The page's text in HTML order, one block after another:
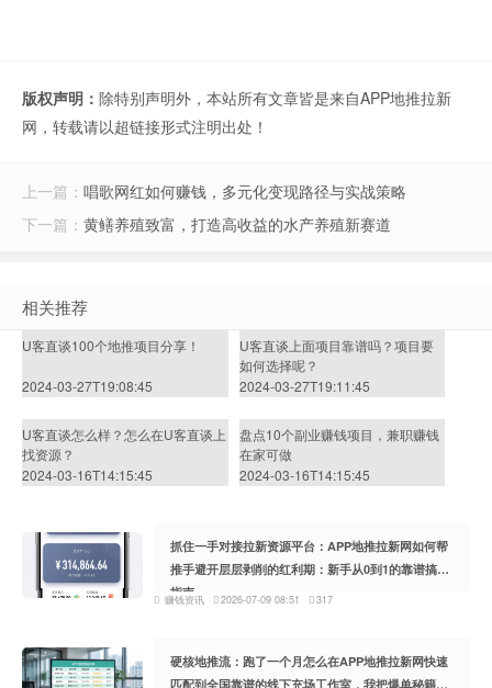
版权声明： 除特别声明外，本站所有文章皆是来自APP地推拉新
网，转载请以超链接形式注明出处！
上一篇： 唱歌网红如何赚钱，多元化变现路径与实战策略
下一篇： 黄鳝养殖致富，打造高收益的水产养殖新赛道
相关推荐
U客直谈100个地推项目分享！
2024-03-27T19:08:45
U客直谈上面项目靠谱吗？项目要
如何选择呢？
2024-03-27T19:11:45
U客直谈怎么样？怎么在U客直谈上
找资源？
2024-03-16T14:15:45
盘点10个副业赚钱项目，兼职赚钱
在家可做
2024-03-16T14:15:45
抓住一手对接拉新资源平台：APP地推拉新网如何帮
推手避开层层剥削的红利期：新手从0到1的靠谱搞钱
指南
赚钱资讯 2026-07-09 08:51 317
硬核地推流：跑了一个月怎么在APP地推拉新网快速
匹配到全国靠谱的线下充场工作室，我把爆单秘籍整